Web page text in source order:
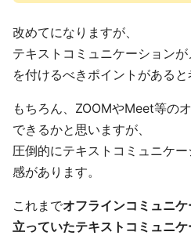
改めてになりますが、
テキストコミュニケーション
を付けるべきポイントがあると
もちろん、ZOOMやMeet等の
できるかと思いますが、
圧倒的にテキストコミュニケ
感があります。
これまでオフラインコミュニ
立っていたテキストコミュニ